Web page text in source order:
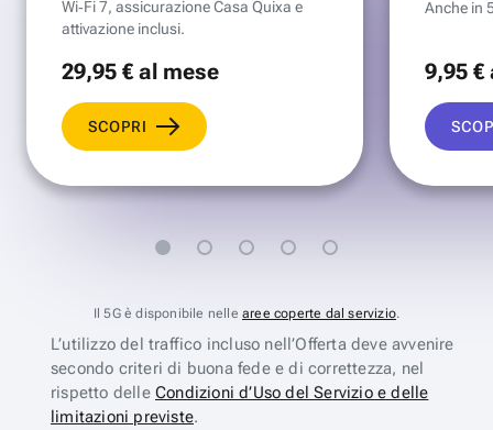
Wi‑Fi 7, assicurazione Casa Quixa e
attivazione inclusi.
29,95 €al mese
SCOPRI
Anche in
9,95 €
Il 5G è disponibile nelle aree coperte dal servizio.
L’utilizzo del traffico incluso nell’Offerta deve avvenire
secondo criteri di buona fede e di correttezza, nel
rispetto delle Condizioni d’Uso del Servizio e delle
limitazioni previste.